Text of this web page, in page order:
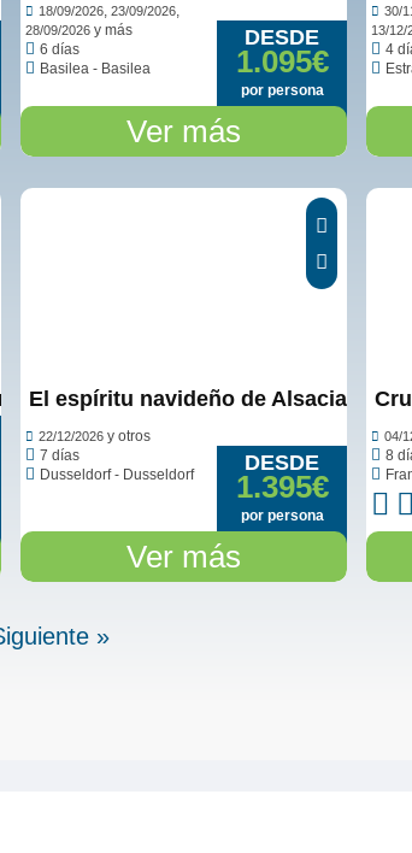
DESDE
1.095€
por persona
18/09/2026 ,23/09/2026
28/09/2026 y más
6 días
Basilea - Basilea
Ver más
30/
13/12/
4
de los Alpes suizos
DESDE
1.395€
por persona
El espíritu navideño de Alsacia
22/12/2026 y otros
7 días
Dusseldorf - Dusseldorf
Ver más
04/
8
»